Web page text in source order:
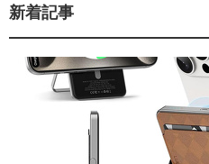
新着記事